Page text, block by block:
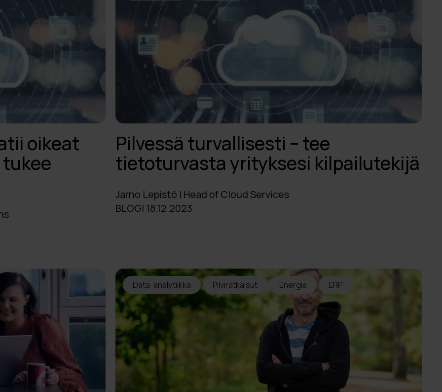
oikeat
Pilvessä turvallisesti – tee
tietoturvasta yrityksesi kilpailutekijä
Jarno Lepistö | Head of Cloud Services
BLOGI 18.12.2023
Data-analytiikka Pilviratkaisut Energia ERP